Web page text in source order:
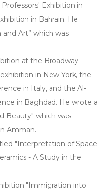
Exhibition in
in Bahrain. He
Art” which was
at the Broadway
in New York, the
in Italy, and the Al-
in Baghdad. He wrote a
Beauty" which was
Amman.
"Interpretation of Space
- A Study in the
"Immigration into